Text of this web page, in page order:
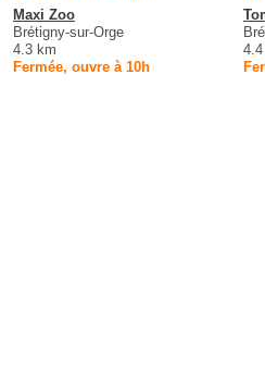
Maxi Zoo
Brétigny-sur-Orge
4.3 km
Fermée, ouvre à 10h